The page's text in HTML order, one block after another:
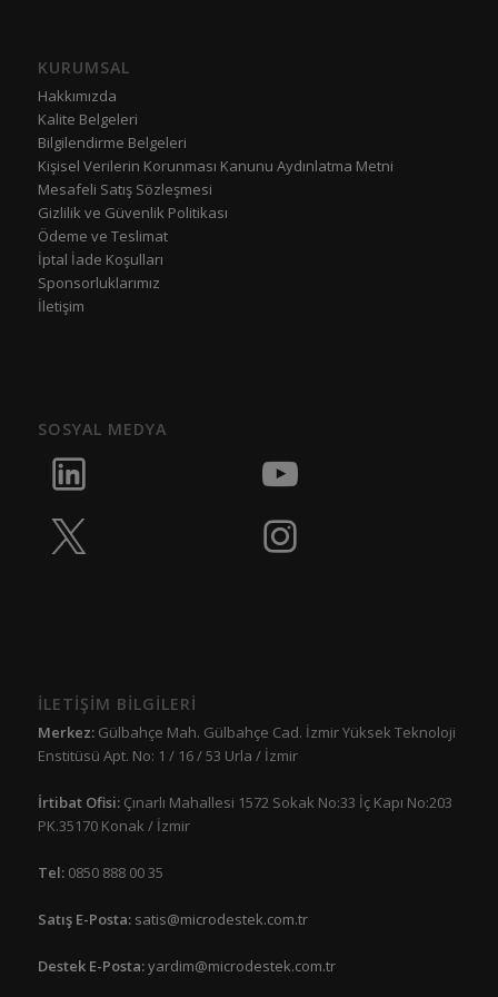
KURUMSAL
Hakkımızda
Kalite Belgeleri
Bilgilendirme Belgeleri
Kişisel Verilerin Korunması Kanunu Aydınlatma Metni
Mesafeli Satış Sözleşmesi
Gizlilik ve Güvenlik Politikası
Ödeme ve Teslimat
İptal İade Koşulları
Sponsorluklarımız
İletişim
SOSYAL MEDYA
İLETİŞİM BİLGİLERİ
Merkez:Gülbahçe Mah. Gülbahçe Cad. İzmir Yüksek Teknoloji
Enstitüsü Apt. No: 1 / 16 / 53 Urla / İzmir
İrtibat Ofisi: Çınarlı Mahallesi 1572 Sokak No:33 İç Kapı No:203
PK.35170 Konak / İzmir
Tel:0850 888 00 35
Satış E-Posta: satis@microdestek.com.tr
Destek E-Posta:yardim@microdestek.com.tr